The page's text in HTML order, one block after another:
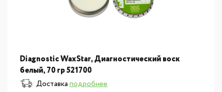
Diagnostic WaxStar, Диагностический воск
белый, 70 гр 521700
Доставкаподробнее